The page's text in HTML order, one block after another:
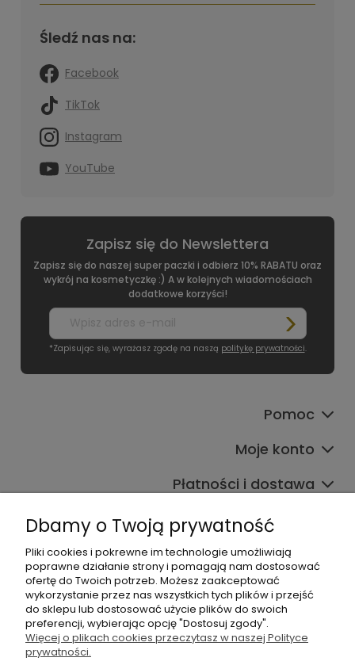
Śledź nas na:
Facebook
TikTok
Instagram
YouTube
Zapisz się do Newslettera
Zapisz się do naszej super paczki i odbierz 10% RABATU oraz
wykrój na kosmetyczkę :) A w kolejnych wiadomościach
dodatkowe korzyści!
*Zapisując się, wyrażasz zgodę na naszą politykę prywatności.
Pomoc
Moje konto
Płatności i dostawa
Informacje
O nas
Dbamy o Twoją prywatność
Pliki cookies i pokrewne im technologie umożliwiają
poprawne działanie strony i pomagają nam dostosować
ofertę do Twoich potrzeb. Możesz zaakceptować
wykorzystanie przez nas wszystkich tych plików i przejść
do sklepu lub dostosować użycie plików do swoich
preferencji, wybierając opcję "Dostosuj zgody".
Więcej o plikach cookies przeczytasz w naszej Polityce
prywatności.